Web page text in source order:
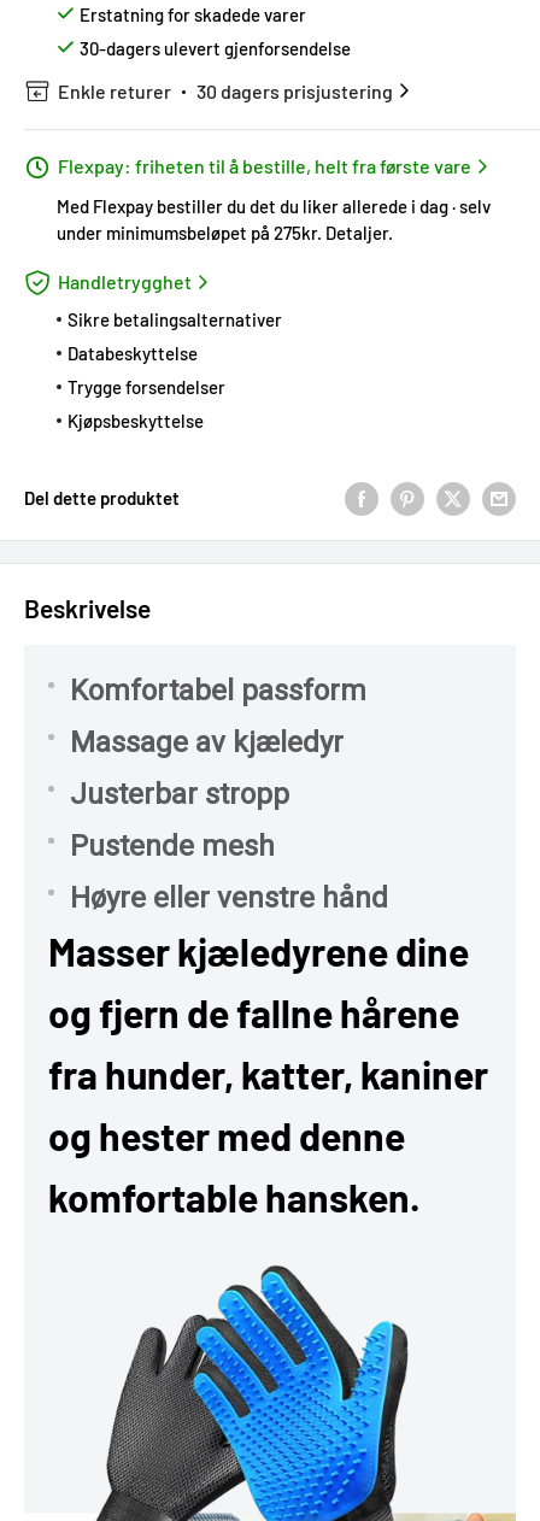
Erstatning for skadede varer
30-dagers ulevert gjenforsendelse
Enkle returer 30 dagers prisjustering
Flexpay: friheten til å bestille, helt fra første vare
Med Flexpay bestiller du det du liker allerede i dag · selv
under minimumsbeløpet på 275kr. Detaljer.
Handletrygghet
Sikre betalingsalternativer
Databeskyttelse
Trygge forsendelser
Kjøpsbeskyttelse
Del dette produktet
Beskrivelse
Komfortabel passform
Massage av kjæledyr
Justerbar stropp
Pustende mesh
Høyre eller venstre hånd
Masser kjæledyrene dine
og fjern de fallne hårene
fra hunder, katter, kaniner
og hester med denne
komfortable hansken.